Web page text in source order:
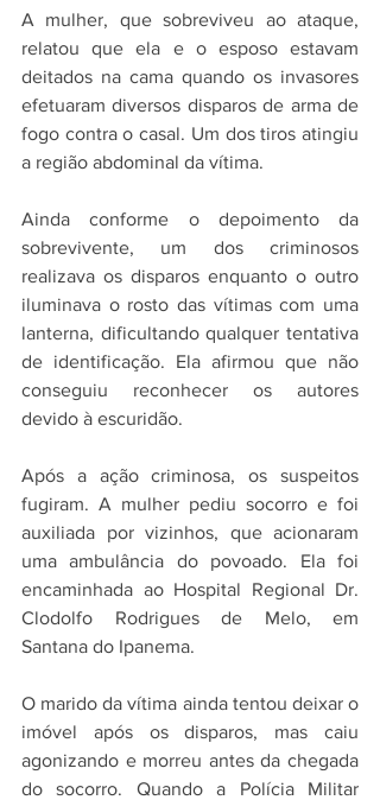
A mulher, que sobreviveu ao ataque,
relatou que ela e o esposo estavam
deitados na cama quando os invasores
efetuaram diversos disparos de arma de
fogo contra o casal. Um dos tiros atingiu
a região abdominal da vítima.
Ainda conforme o depoimento da
sobrevivente, um dos criminosos
realizava os disparos enquanto o outro
iluminava o rosto das vítimas com uma
lanterna, dificultando qualquer tentativa
de identificação. Ela afirmou que não
conseguiu reconhecer os autores
devido à escuridão.
Após a ação criminosa, os suspeitos
fugiram. A mulher pediu socorro e foi
auxiliada por vizinhos, que acionaram
uma ambulância do povoado. Ela foi
encaminhada ao Hospital Regional Dr.
Clodolfo Rodrigues de Melo, em
Santana do Ipanema.
O marido da vítima ainda tentou deixar o
imóvel após os disparos, mas caiu
agonizando e morreu antes da chegada
do socorro. Quando a Polícia Militar